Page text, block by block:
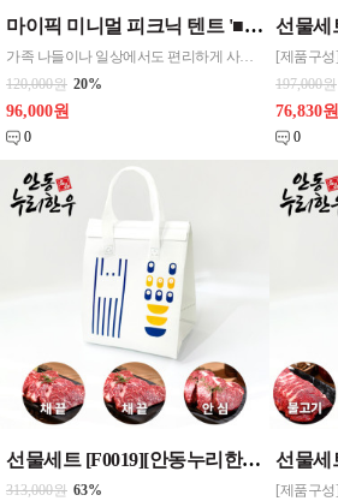
마이픽 미니멀 피크닉 텐트 '■ 상품구성 : 텐트 1P, 수납파우치 1개
가족 나들이나 일상에서도 편리하게 사용할 수 있는 원터치 텐트입니다. - 원터치 설치로 누구나 쉽고 간편하게 사용할 수 있음 - 발수 기능으로 야외에서 습기를 막아주고 건조가 빨라 편리함 - 실버 선코팅으로 내부 온도를 낮춰줌 - 튼튼한 프레임과 고급 소재로 안정적인 구조 - 방충망 출입문으로 모기 등 벌레를 차단함 - 가벼운 무게, 뛰어난 휴대성으로 가
120,000원 20%
96,000원
0
197,000원
76,830원
0
선물세트 [F0019][안동누리한우] 웰빙저지방 한우스테이크1호(4인세트) 800g 무료배송
313,000원 63%